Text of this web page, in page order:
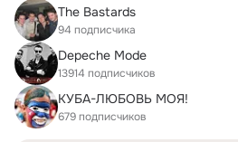
The Bastards
94 подписчика
Depeche Mode
13914 подписчиков
КУБА-ЛЮБОВЬ МОЯ!
679 подписчиков